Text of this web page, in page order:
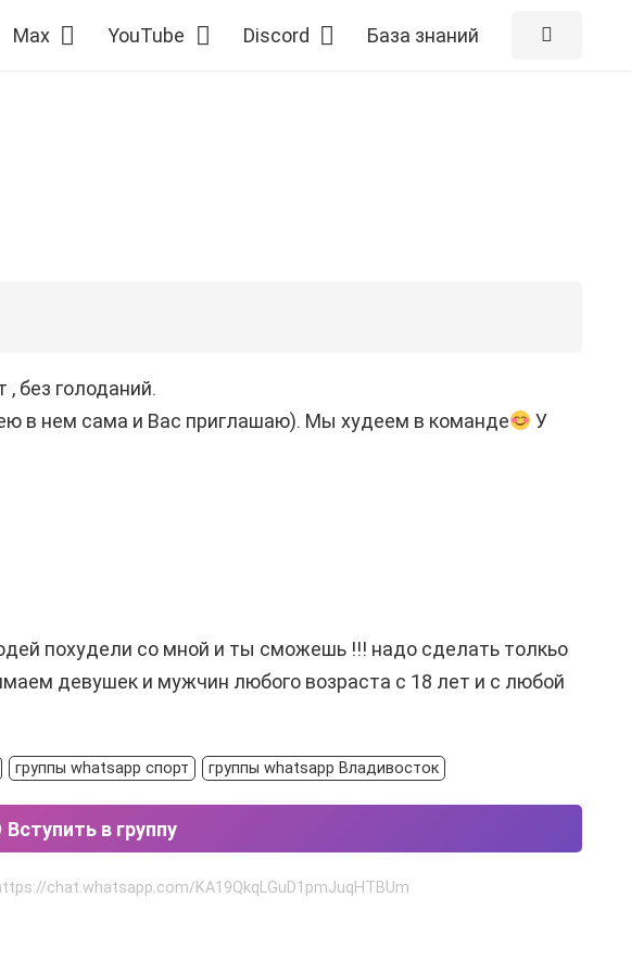
Max YouTube Discord База знаний
без голоданий.
нем сама и Вас приглашаю). Мы худеем в команде
У
похудели со мной и ты сможешь !!! надо сделать толкьо
девушек и мужчин любого возраста с 18 лет и с любой
группы whatsapp спорт группы whatsapp Владивосток
Вступить в группу
chat.whatsapp.com/KA19QkqLGuD1pmJuqHTBUm